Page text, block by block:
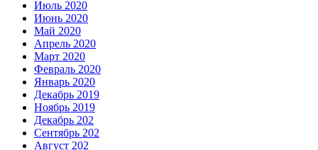
Июль 2020
Июнь 2020
Май 2020
Апрель 2020
Март 2020
Февраль 2020
Январь 2020
Декабрь 2019
Ноябрь 2019
Декабрь 202
Сентябрь 202
Август 202